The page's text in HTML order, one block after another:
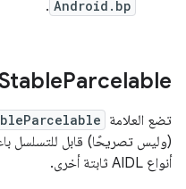
Android.bp
.
Parcelable
تضع العلامة
(وليس تصريحًا) قابل للتسلسل
أنواع AIDL ثابتة أخرى.